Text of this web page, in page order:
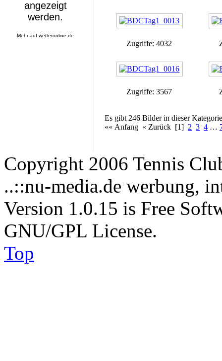
Mehr aufwetteronline.de
Zugriffe: 4032
Zugriffe: 3567
Es gibt 246 Bilder in dieser
«« Anfang « Zurück [1] 2 3 4 …
Copyright 2006 Tennis
..::nu-media.de werbung,
Version 1.0.15 is Free
GNU/GPL License.
Top